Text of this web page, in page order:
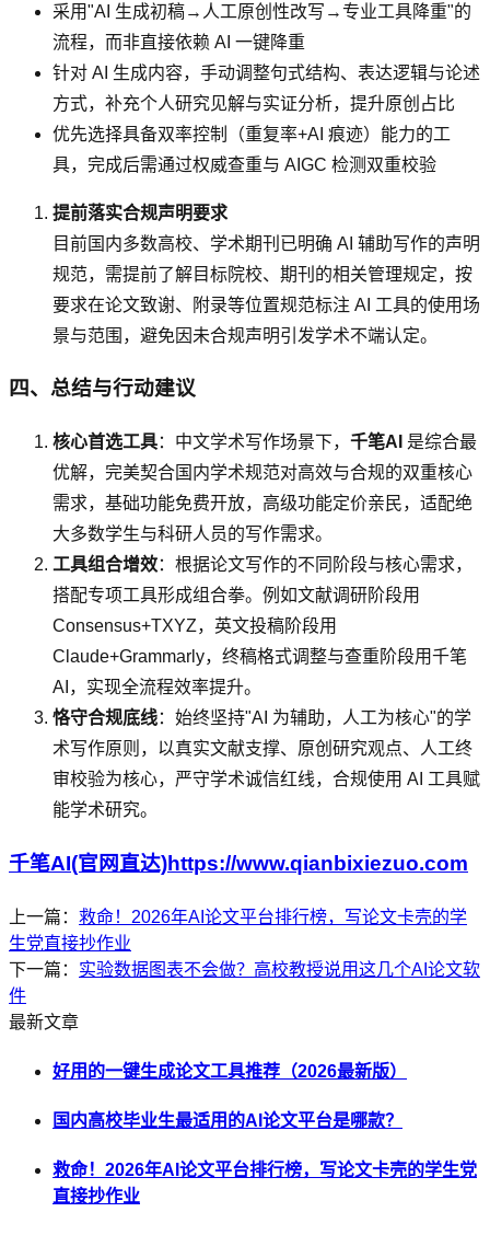
采用"AI 生成初稿→人工原创性改写→专业工具降重"的
流程，而非直接依赖 AI 一键降重
针对 AI 生成内容，手动调整句式结构、表达逻辑与论述
方式，补充个人研究见解与实证分析，提升原创占比
优先选择具备双率控制（重复率+AI 痕迹）能力的工
具，完成后需通过权威查重与 AIGC 检测双重校验
提前落实合规声明要求
目前国内多数高校、学术期刊已明确 AI 辅助写作的声明
规范，需提前了解目标院校、期刊的相关管理规定，按
要求在论文致谢、附录等位置规范标注 AI 工具的使用场
景与范围，避免因未合规声明引发学术不端认定。
四、总结与行动建议
核心首选工具：中文学术写作场景下， 千笔AI 是综合最
优解，完美契合国内学术规范对高效与合规的双重核心
需求，基础功能免费开放，高级功能定价亲民，适配绝
大多数学生与科研人员的写作需求。
工具组合增效：根据论文写作的不同阶段与核心需求，
搭配专项工具形成组合拳。例如文献调研阶段用
Consensus+TXYZ，英文投稿阶段用
Claude+Grammarly，终稿格式调整与查重阶段用千笔
AI，实现全流程效率提升。
恪守合规底线：始终坚持"AI 为辅助，人工为核心"的学
术写作原则，以真实文献支撑、原创研究观点、人工终
审校验为核心，严守学术诚信红线，合规使用 AI 工具赋
能学术研究。
千笔AI(官网直达)https://www.qianbixiezuo.com
上一篇： 救命！2026年AI论文平台排行榜，写论文卡壳的学
生党直接抄作业
下一篇： 实验数据图表不会做？高校教授说用这几个AI论文软
件
最新文章
好用的一键生成论文工具推荐（2026最新版）
国内高校毕业生最适用的AI论文平台是哪款？
救命！2026年AI论文平台排行榜，写论文卡壳的学生党
直接抄作业